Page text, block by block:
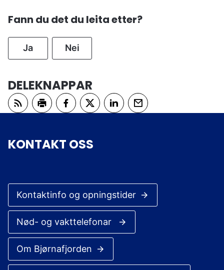
Fann du det du leita etter?
Ja Nei
DELEKNAPPAR
KONTAKT OSS
Kontaktinfo og opningstider
Nød- og vakttelefonar
Om Bjørnafjorden